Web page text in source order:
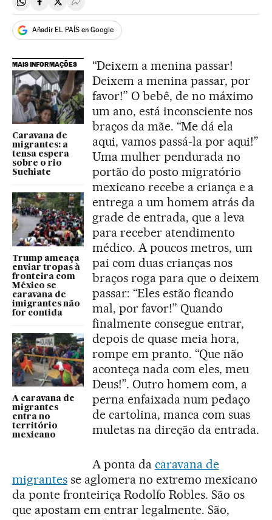
Compartir en Whatsapp
Compartir en Facebook
Compartir en Twitter
Desplegar Redes Sociales
Añadir EL PAÍS en Google
MAIS INFORMAÇÕES
Caravana de
migrantes: a
tensa espera
sobre o rio
Suchiate
Trump ameaça
enviar tropas à
fronteira com
México se
caravana de
imigrantes não
for contida
A caravana de
migrantes
entra no
território
mexicano
“Deixem a menina passar!
Deixem a menina passar, por
favor!” O bebê, de no máximo
um ano, está inconsciente nos
braços da mãe. “Me dá ela
aqui, vamos passá-la por aqui!”
Uma mulher pendurada no
portão do posto migratório
mexicano recebe a criança e a
entrega a um homem atrás da
grade de entrada, que a leva
para receber atendimento
médico. A poucos metros, um
pai com duas crianças nos
braços roga para que o deixem
passar: “Eles estão ficando
mal, por favor!” Quando
finalmente consegue entrar,
depois de quase meia hora,
rompe em pranto. “Que não
aconteça nada com eles, meu
Deus!”. Outro homem com, a
perna enfaixada num pedaço
de cartolina, manca com suas
muletas na direção da entrada.
A ponta da caravana de
migrantesse aglomera no extremo mexicano
da ponte fronteiriça Rodolfo Robles. São os
que apostam em entrar legalmente. São,